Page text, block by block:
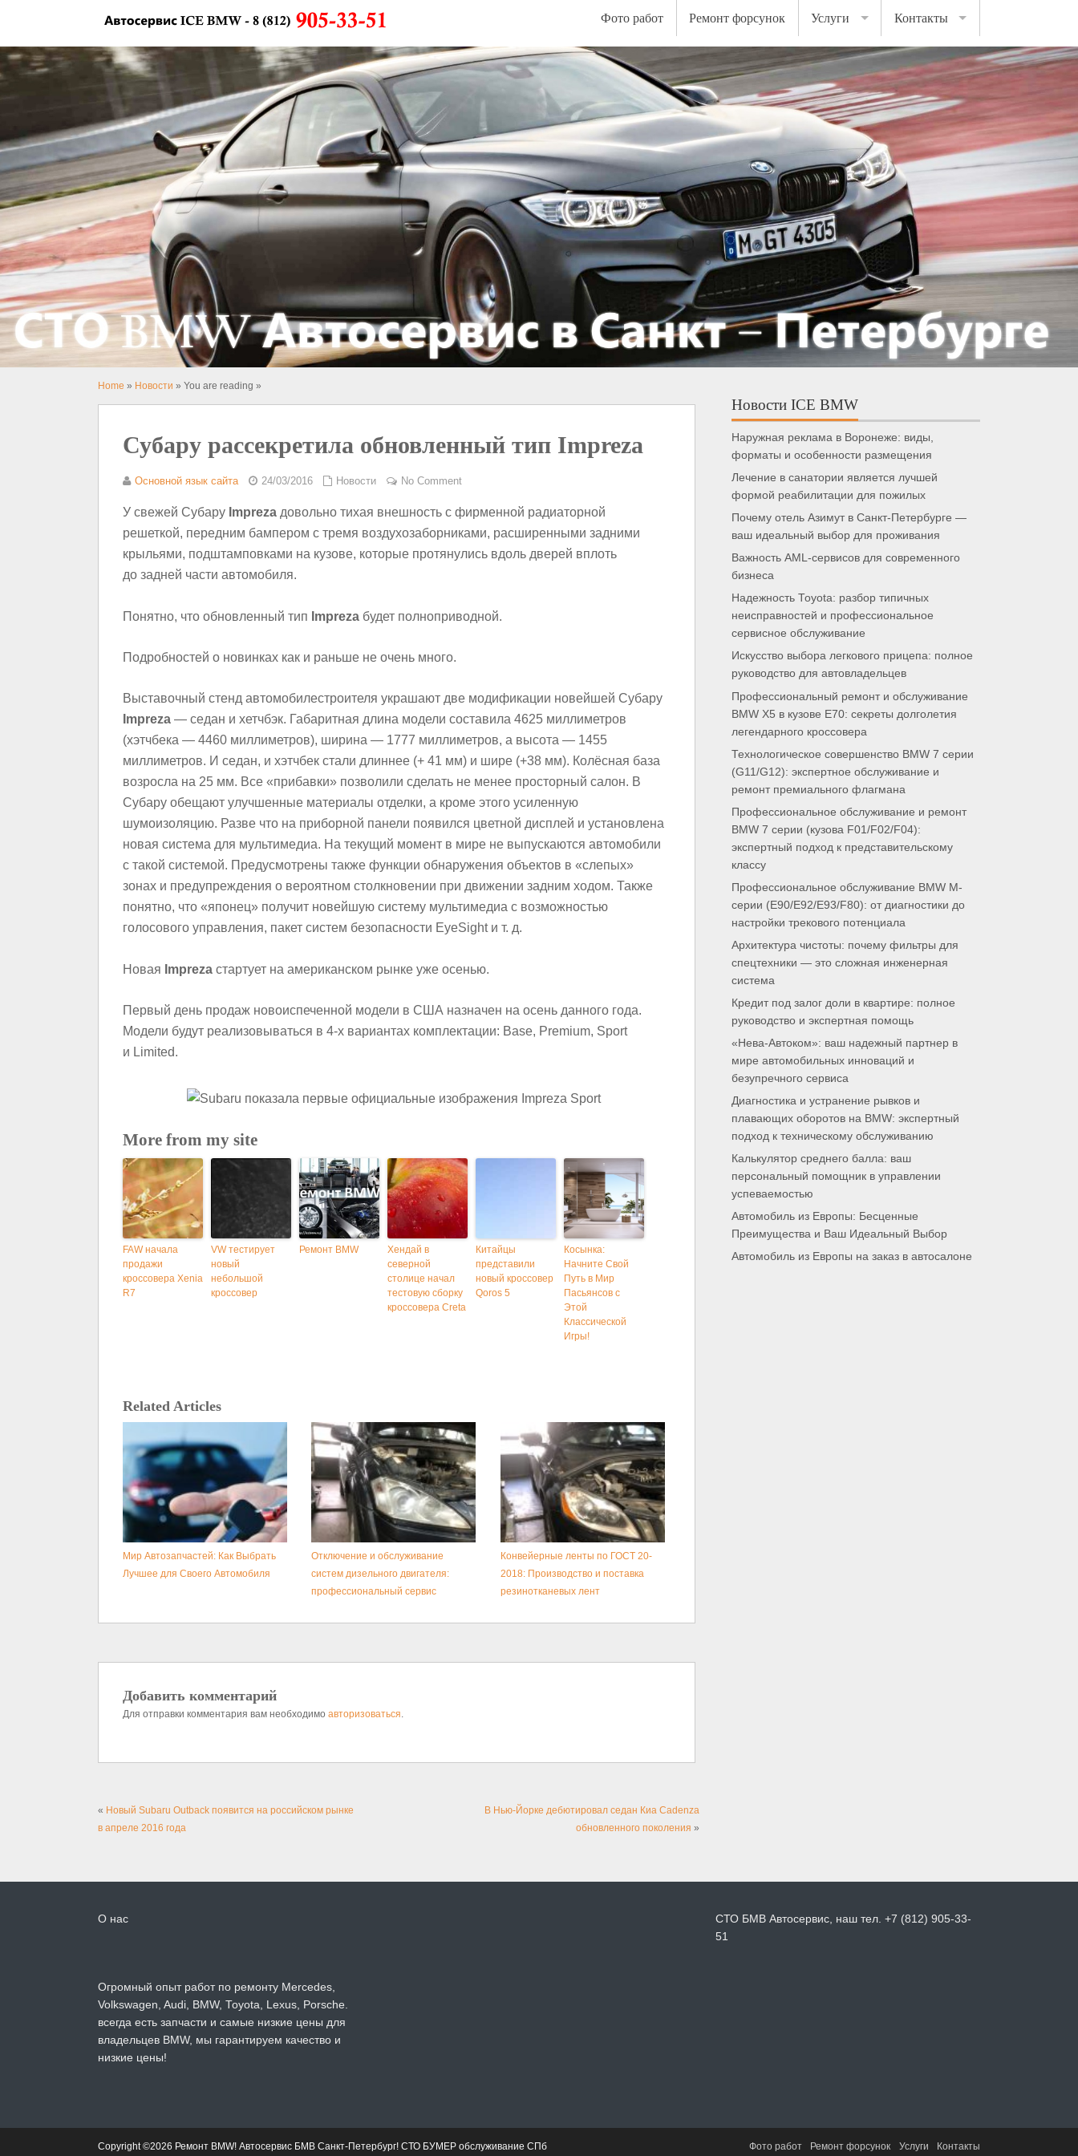
Фото работ Ремонт форсунок Услуги Контакты
Home » Новости » You are reading »
Субару рассекретила обновленный тип Impreza
Основной язык сайта 24/03/2016 Новости No Comment
У свежей Субару Impreza довольно тихая внешность с фирменной радиаторной
решеткой, передним бампером с тремя воздухозаборниками, расширенными задними
крыльями, подштамповками на кузове, которые протянулись вдоль дверей вплоть
до задней части автомобиля.
Понятно, что обновленный тип Impreza будет полноприводной.
Подробностей о новинках как и раньше не очень много.
Выставочный стенд автомобилестроителя украшают две модификации новейшей Субару
Impreza — седан и хетчбэк. Габаритная длина модели составила 4625 миллиметров
(хэтчбека — 4460 миллиметров), ширина — 1777 миллиметров, а высота — 1455
миллиметров. И седан, и хэтчбек стали длиннее (+ 41 мм) и шире (+38 мм). Колёсная база
возросла на 25 мм. Все «прибавки» позволили сделать не менее просторный салон. В
Субару обещают улучшенные материалы отделки, а кроме этого усиленную
шумоизоляцию. Разве что на приборной панели появился цветной дисплей и установлена
новая система для мультимедиа. На текущий момент в мире не выпускаются автомобили
с такой системой. Предусмотрены также функции обнаружения объектов в «слепых»
зонах и предупреждения о вероятном столкновении при движении задним ходом. Также
понятно, что «японец» получит новейшую систему мультимедиа с возможностью
голосового управления, пакет систем безопасности EyeSight и т. д.
Новая Impreza стартует на американском рынке уже осенью.
Первый день продаж новоиспеченной модели в США назначен на осень данного года.
Модели будут реализовываться в 4-х вариантах комплектации: Base, Premium, Sport
и Limited.
More from my site
FAW начала
продажи
кроссовера Xenia
R7
VW тестирует
новый
небольшой
кроссовер
Ремонт BMW
Хендай в
северной
столице начал
тестовую сборку
кроссовера Creta
Китайцы
представили
новый кроссовер
Qoros 5
Косынка:
Начните Свой
Путь в Мир
Пасьянсов с
Этой
Классической
Игры!
Related Articles
Мир Автозапчастей: Как Выбрать
Лучшее для Своего Автомобиля
Отключение и обслуживание
систем дизельного двигателя:
профессиональный сервис
Конвейерные ленты по ГОСТ 20-
2018: Производство и поставка
резинотканевых лент
Добавить комментарий
Для отправки комментария вам необходимо авторизоваться
« Новый Subaru Outback появится на российском рынке
в апреле 2016 года
В Нью-Йорке дебютировал седан Киа Cadenza
обновленного поколения »
Новости ICE BMW
Наружная реклама в Воронеже: виды,
форматы и особенности размещения
Лечение в санатории является лучшей
формой реабилитации для пожилых
Почему отель Азимут в Санкт-Петербурге —
ваш идеальный выбор для проживания
Важность AML-сервисов для современного
бизнеса
Надежность Toyota: разбор типичных
неисправностей и профессиональное
сервисное обслуживание
Искусство выбора легкового прицепа: полное
руководство для автовладельцев
Профессиональный ремонт и обслуживание
BMW X5 в кузове E70: секреты долголетия
легендарного кроссовера
Технологическое совершенство BMW 7 серии
(G11/G12): экспертное обслуживание и
ремонт премиального флагмана
Профессиональное обслуживание и ремонт
BMW 7 серии (кузова F01/F02/F04):
экспертный подход к представительскому
классу
Профессиональное обслуживание BMW M-
серии (E90/E92/E93/F80): от диагностики до
настройки трекового потенциала
Архитектура чистоты: почему фильтры для
спецтехники — это сложная инженерная
система
Кредит под залог доли в квартире: полное
руководство и экспертная помощь
«Нева-Автоком»: ваш надежный партнер в
мире автомобильных инноваций и
безупречного сервиса
Диагностика и устранение рывков и
плавающих оборотов на BMW: экспертный
подход к техническому обслуживанию
Калькулятор среднего балла: ваш
персональный помощник в управлении
успеваемостью
Автомобиль из Европы: Бесценные
Преимущества и Ваш Идеальный Выбор
Автомобиль из Европы на заказ в автосалоне
О нас
Огромный опыт работ по ремонту Mercedes,
Volkswagen, Audi, BMW, Toyota, Lexus, Porsche.
всегда есть запчасти и самые низкие цены для
владельцев BMW, мы гарантируем качество и
низкие цены!
СТО БМВ Автосервис, наш тел. +7 (812) 905-33-
51
Copyright ©2026 Ремонт BMW! Автосервис БМВ Санкт-Петербург! СТО БУМЕР обслуживание СПб Фото работ Ремонт форсунок Услуги Контакты